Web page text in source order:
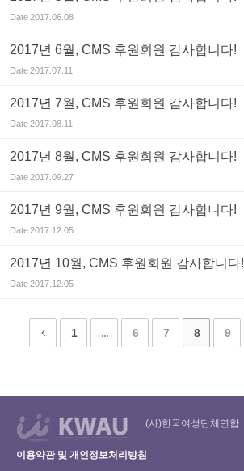
Date2017.06.08
2017년 6월, CMS 후원회원 감사합니다!
Date2017.07.11
2017년 7월, CMS 후원회원 감사합니다!
Date2017.08.11
2017년 8월, CMS 후원회원 감사합니다!
Date2017.09.27
2017년 9월, CMS 후원회원 감사합니다!
Date2017.12.05
2017년 10월, CMS 후원회원 감사합니다!
Date2017.12.05
1 ... 6 7 8 9
(사)한국여성단체연합
이용약관 및 개인정보처리방침